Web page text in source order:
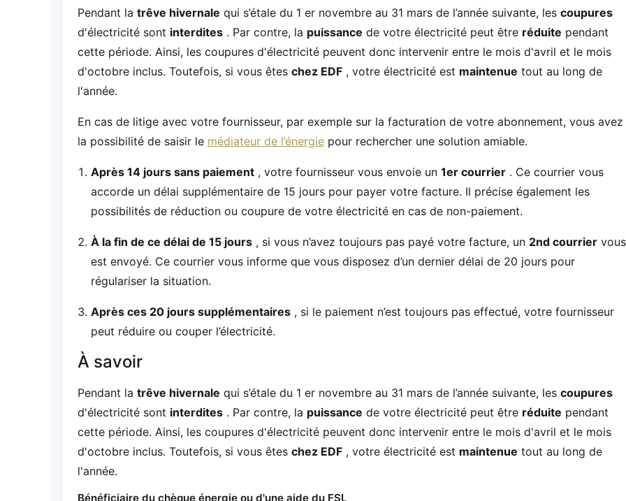
Pendant la trêve hivernale qui s’étale du 1 er novembre au 31 mars de l’année suivante, les coupures
d'électricité sont interdites. Par contre, la puissance de votre électricité peut être réduite pendant
cette période. Ainsi, les coupures d'électricité peuvent donc intervenir entre le mois d'avril et le mois
d'octobre inclus. Toutefois, si vous êtes chez EDF, votre électricité est maintenue tout au long de
l'année.
En cas de litige avec votre fournisseur, par exemple sur la facturation de votre abonnement, vous avez
la possibilité de saisir le médiateur de l’énergiepour rechercher une solution amiable.
Après 14 jours sans paiement, votre fournisseur vous envoie un 1er courrier. Ce courrier vous
accorde un délai supplémentaire de 15 jours pour payer votre facture. Il précise également les
possibilités de réduction ou coupure de votre électricité en cas de non-paiement.
À la fin de ce délai de 15 jours, si vous n’avez toujours pas payé votre facture, un 2nd courriervous
est envoyé. Ce courrier vous informe que vous disposez d’un dernier délai de 20 jours pour
régulariser la situation.
Après ces 20 jours supplémentaires, si le paiement n’est toujours pas effectué, votre fournisseur
peut réduire ou couper l’électricité.
À savoir
Pendant la trêve hivernale qui s’étale du 1 er novembre au 31 mars de l’année suivante, les coupures
d'électricité sont interdites. Par contre, la puissance de votre électricité peut être réduite pendant
cette période. Ainsi, les coupures d'électricité peuvent donc intervenir entre le mois d'avril et le mois
d'octobre inclus. Toutefois, si vous êtes chez EDF, votre électricité est maintenue tout au long de
l'année.
Bénéficiaire du chèque énergie ou d'une aide du FSL